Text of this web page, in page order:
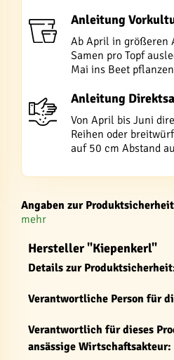
Anleitung
Ab April in größeren
Samen pro Topf
Mai ins Beet
Anleitung
Von April bis Juni
Reihen oder
auf 50 cm Abstand
Angaben zur Produktsicherheit
mehr
Hersteller "Kiepenkerl"
Details zur
Verantwortliche Person für
Verantwortlich für dieses
ansässige Wirtschaftsakteur: